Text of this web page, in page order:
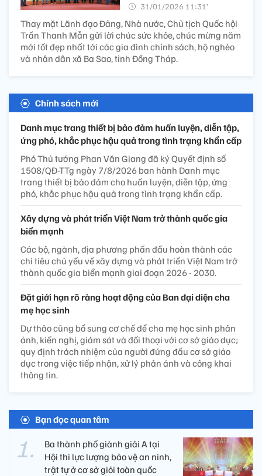
31/01/2026 11:31’
Thay mặt Lãnh đạo Đảng, Nhà nước, Chủ tịch Quốc hội
Trần Thanh Mẫn gửi lời chúc sức khỏe, chúc mừng năm
mới tốt đẹp nhất tới các gia đình chính sách, hộ nghèo
và nhân dân xã Ba Sao, tỉnh Đồng Tháp.
Chính sách mới
Danh mục trang thiết bị bảo đảm huấn luyện, diễn tập,
ứng phó, khắc phục hậu quả trong tình trạng khẩn cấp
Phó Thủ tướng Phan Văn Giang đã ký Quyết định số
1508/QĐ-TTg ngày 7/8/2026 ban hành Danh mục
trang thiết bị bảo đảm cho huấn luyện, diễn tập, ứng
phó, khắc phục hậu quả trong tình trạng khẩn cấp.
Xây dựng và phát triển Việt Nam trở thành quốc gia
biển mạnh
Các bộ, ngành, địa phương phấn đấu hoàn thành các
chỉ tiêu chủ yếu về xây dựng và phát triển Việt Nam trở
thành quốc gia biển mạnh giai đoạn 2026 - 2030.
Đặt giới hạn rõ ràng hoạt động của Ban đại diện cha
mẹ học sinh
Dự thảo cũng bổ sung cơ chế để cha mẹ học sinh phản
ánh, kiến nghị, giám sát và đối thoại với cơ sở giáo dục;
quy định trách nhiệm của người đứng đầu cơ sở giáo
dục trong việc tiếp nhận, xử lý phản ánh và công khai
thông tin.
Bạn đọc quan tâm
Ba thành phố giành giải A tại
Hội thi lực lượng bảo vệ an ninh,
trật tự ở cơ sở giỏi toàn quốc